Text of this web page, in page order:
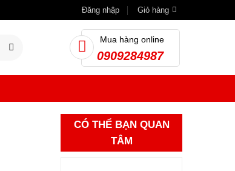
Đăng nhập Giỏ hàng
Mua hàng online
0909284987
CÓ THỂ BẠN QUAN
TÂM